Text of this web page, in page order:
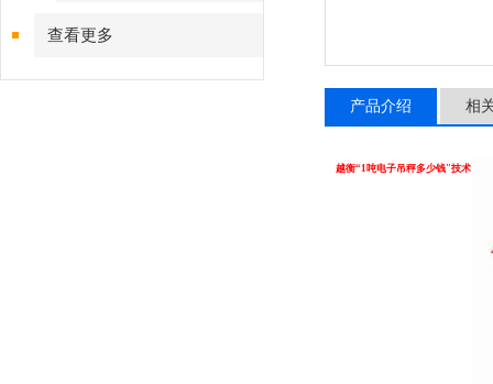
查看更多
产品介绍 相
越衡“1吨电子吊秤多少钱"技术